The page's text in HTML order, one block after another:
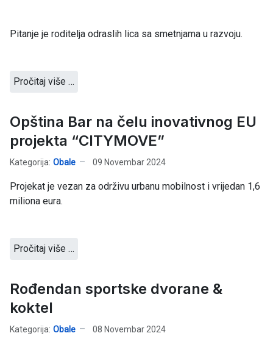
Pitanje je roditelja odraslih lica sa smetnjama u razvoju.
Pročitaj više …
Opština Bar na čelu inovativnog EU
projekta “CITYMOVE”
Kategorija: Obale 09 Novembar 2024
Projekat je vezan za održivu urbanu mobilnost i vrijedan 1,6
miliona eura.
Pročitaj više …
Rođendan sportske dvorane &
koktel
Kategorija: Obale 08 Novembar 2024